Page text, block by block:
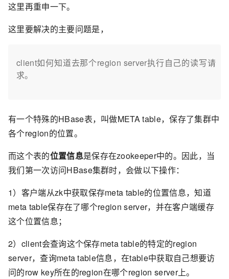
这里再重申一下。
这里要解决的主要问题是，
client如何知道去那个region server执行自己的读写请
求。
有一个特殊的HBase表，叫做META table，保存了集群中
各个region的位置。
而这个表的位置信息是保存在zookeeper中的。因此，当
我们第一次访问HBase集群时，会做以下操作：
1）客户端从zk中获取保存meta table的位置信息，知道
meta table保存在了哪个region server，并在客户端缓存
这个位置信息；
2）client会查询这个保存meta table的特定的region
server，查询meta table信息，在table中获取自己想要访
问的row key所在的region在哪个region server上。